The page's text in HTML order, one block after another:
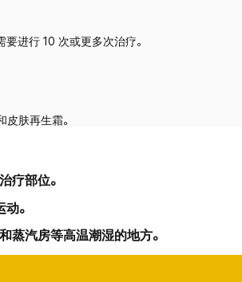
进行 10 次或更多次治疗。
肤再生霜。
疗部位。
。
蒸汽房等高温潮湿的地方。